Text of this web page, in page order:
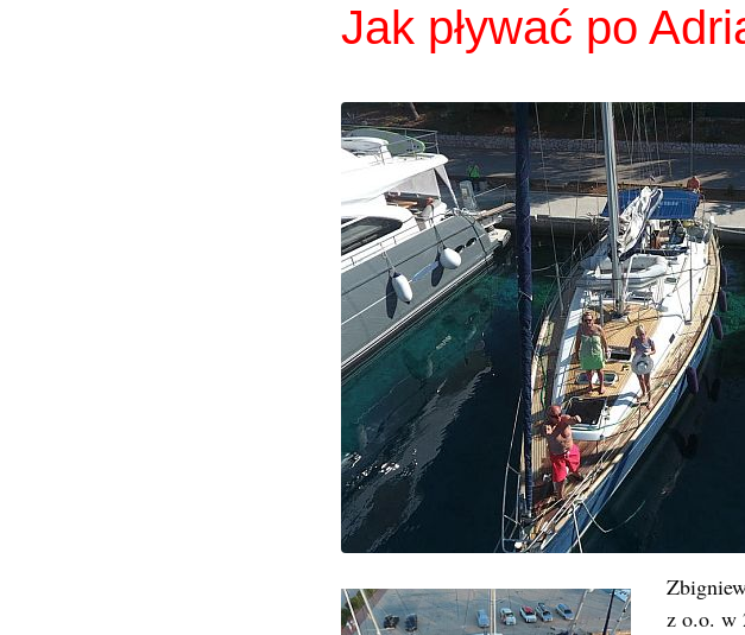
Jak pływać po
z o.o. w